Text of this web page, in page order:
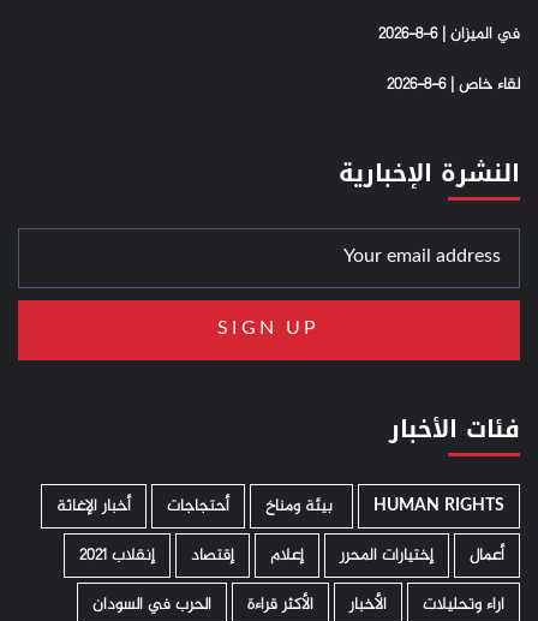
في الميزان | 6-8-2026
لقاء خاص | 6-8-2026
النشرة الإخبارية
فئات الأخبار
HUMAN RIGHTS ­ بيئة ومناخ أحتجاجات
أخبار الإغاثة
أعمال
إختيارات المحرر إعلام إقتصاد
إنقلاب 2021
اراء وتحليلات
الأخبار الأكثر قراءة
الحرب في السودان